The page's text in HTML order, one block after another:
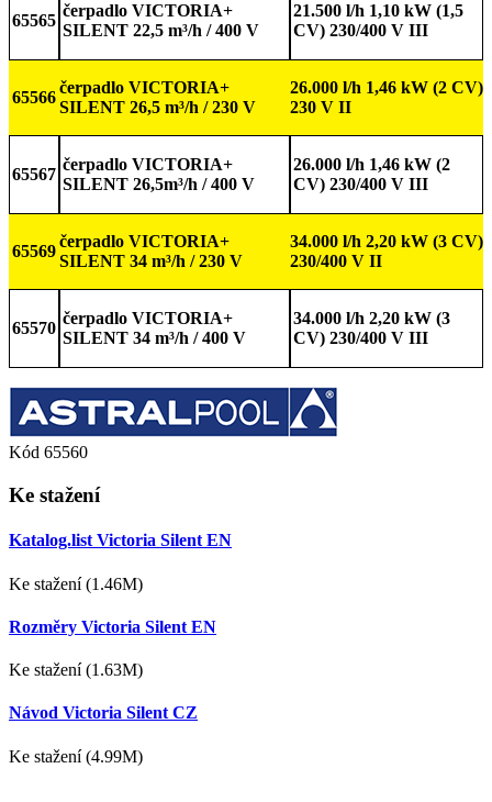
65565
čerpadlo VICTORIA+
SILENT 22,5 m³/h / 400 V
21.500 l/h 1,10 kW (1,5
CV) 230/400 V III
65566
čerpadlo VICTORIA+
SILENT 26,5 m³/h / 230 V
26.000 l/h 1,46 kW (2 CV)
230 V II
65567
čerpadlo VICTORIA+
SILENT 26,5m³/h / 400 V
26.000 l/h 1,46 kW (2
CV) 230/400 V III
65569
čerpadlo VICTORIA+
SILENT 34 m³/h / 230 V
34.000 l/h 2,20 kW (3 CV)
230/400 V II
65570
čerpadlo VICTORIA+
SILENT 34 m³/h / 400 V
34.000 l/h 2,20 kW (3
CV) 230/400 V III
Kód 65560
Ke stažení
Katalog.list Victoria Silent EN
Ke stažení (1.46M)
Rozměry Victoria Silent EN
Ke stažení (1.63M)
Návod Victoria Silent CZ
Ke stažení (4.99M)